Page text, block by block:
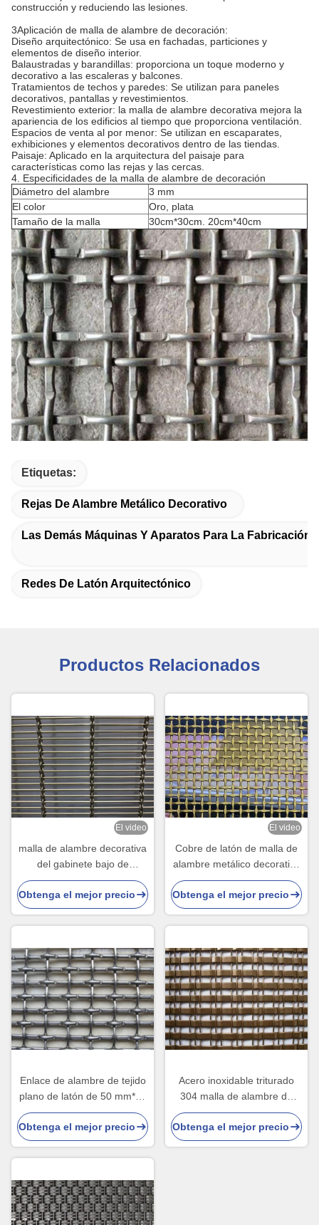
construcción y reduciendo las lesiones.
3Aplicación de malla de alambre de decoración:
Diseño arquitectónico: Se usa en fachadas, particiones y
elementos de diseño interior.
Balaustradas y barandillas: proporciona un toque moderno y
decorativo a las escaleras y balcones.
Tratamientos de techos y paredes: Se utilizan para paneles
decorativos, pantallas y revestimientos.
Revestimiento exterior: la malla de alambre decorativa mejora la
apariencia de los edificios al tiempo que proporciona ventilación.
Espacios de venta al por menor: Se utilizan en escaparates,
exhibiciones y elementos decorativos dentro de las tiendas.
Paisaje: Aplicado en la arquitectura del paisaje para
características como las rejas y las cercas.
4. Especificidades de la malla de alambre de decoración
Diámetro del alambre
3 mm
El color
Oro, plata
Tamaño de la malla
30cm*30cm. 20cm*40cm
Etiquetas:
Rejas De Alambre Metálico Decorativo
Las Demás Máquinas Y Aparatos Para La Fabricación
Redes De Latón Arquitectónico
Productos Relacionados
El video
malla de alambre decorativa
del gabinete bajo de
Maintence de 2.0m m
respetuosa del medio
ambiente
Obtenga el mejor precio
El video
Cobre de latón de malla de
alambre metálico decorativo
tamaño personalizado
Obtenga el mejor precio
Enlace de alambre de tejido
plano de latón de 50 mm*50
mm para decoración
Obtenga el mejor precio
Acero inoxidable triturado
304 malla de alambre de
decoración para puertas de
gabinete
Obtenga el mejor precio